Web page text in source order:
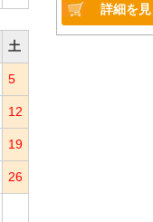
詳細を見
土
5
12
19
26